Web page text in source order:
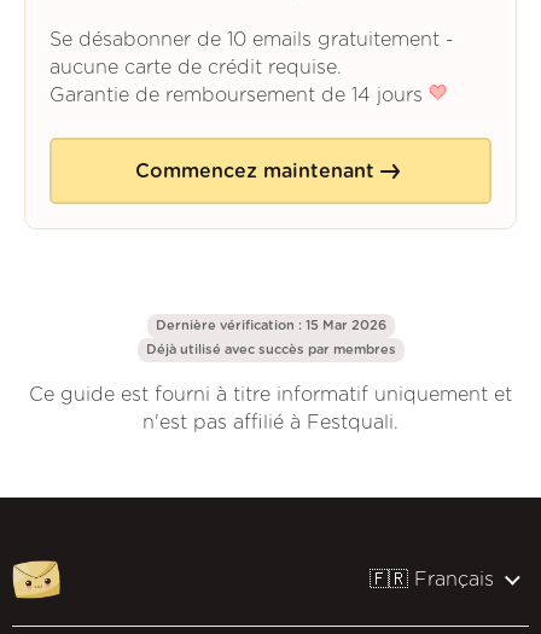
Se désabonner de 10 emails gratuitement -
aucune carte de crédit requise.
Garantie de remboursement de 14 jours
Commencez maintenant
Dernière vérification : 15 Mar 2026
Déjà utilisé avec succès par membres
Ce guide est fourni à titre informatif uniquement et
n'est pas affilié à Festquali.
🇫🇷 Français